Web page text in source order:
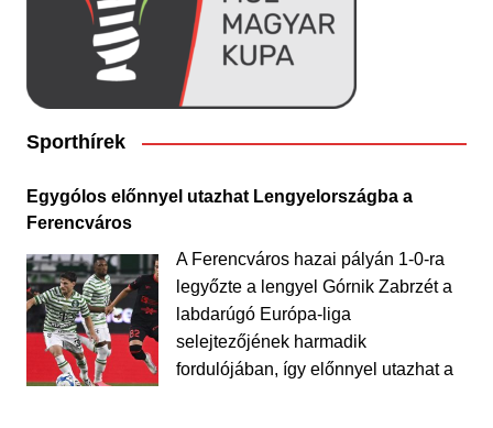
Sporthírek
Egygólos előnnyel utazhat Lengyelországba a
Ferencváros
A Ferencváros hazai pályán 1-0-ra
legyőzte a lengyel Górnik Zabrzét a
labdarúgó Európa-liga
selejtezőjének harmadik
fordulójában, így előnnyel utazhat a